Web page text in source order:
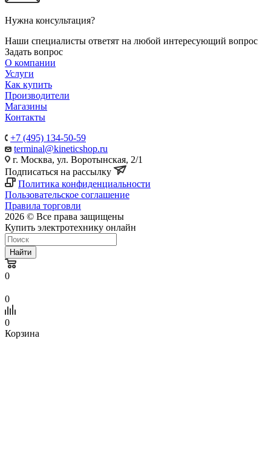
Нужна консультация?
Наши специалисты ответят на любой интересующий вопрос
Задать вопрос
О компании
Услуги
Как купить
Производители
Магазины
Контакты
+7 (495) 134-50-59
terminal@kineticshop.ru
г. Москва, ул. Воротынская, 2/1
Подписаться на рассылку
Политика конфиденциальности
Пользовательское соглашение
Правила торговли
2026 © Все права защищены
Купить электротехнику онлайн
Найти
0
0
0
Корзина